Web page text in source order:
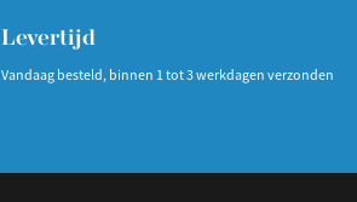
Levertijd
Vandaag besteld, binnen 1 tot 3 werkdagen verzonden